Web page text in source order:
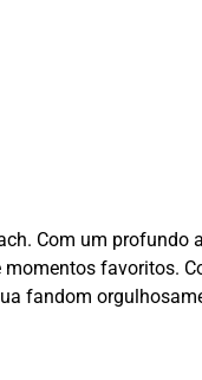
Com um profundo
favoritos.
fandom